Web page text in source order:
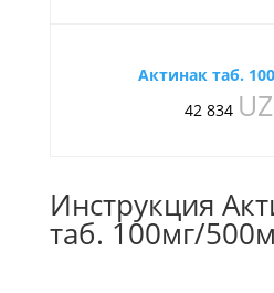
Актинак таб.
42 834
Инструкция
таб. 100мг/